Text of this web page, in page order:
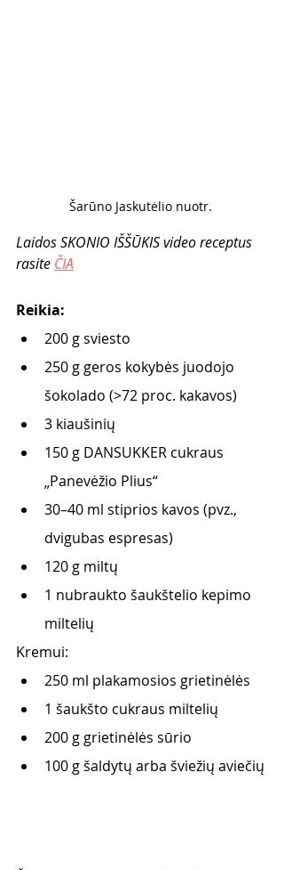
Šarūno Jaskutėlio nuotr.
Laidos SKONIO IŠŠŪKIS video receptus
rasite ČIA
Reikia:
200 g sviesto
250 g geros kokybės juodojo
šokolado (>72 proc. kakavos)
3 kiaušinių
150 g DANSUKKER cukraus
„Panevėžio Plius“
30–40 ml stiprios kavos (pvz.,
dvigubas espresas)
120 g miltų
1 nubraukto šaukštelio kepimo
miltelių
Kremui:
250 ml plakamosios grietinėlės
1 šaukšto cukraus miltelių
200 g grietinėlės sūrio
100 g šaldytų arba šviežių aviečių